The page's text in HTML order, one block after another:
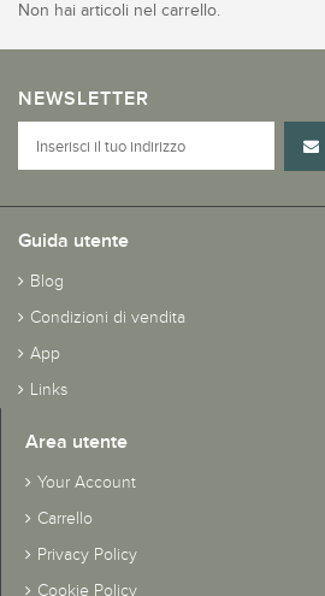
Non hai articoli nel carrello.
NEWSLETTER
Guida utente
Blog
Condizioni di vendita
App
Links
Area utente
Your Account
Carrello
Privacy Policy
Cookie Policy